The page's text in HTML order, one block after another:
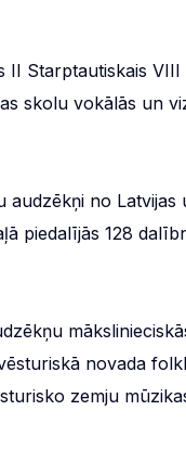
Starptautiskais VIII
skolu vokālās un
no
piedalījās 128
novada
zemju